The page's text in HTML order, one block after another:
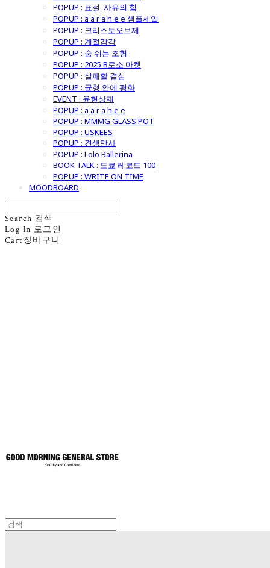
POPUP : 표절, 사유의 힘
POPUP : a a r a h e e 샘플세일
POPUP : 크리스토오브제
POPUP : 계절감각
POPUP : 숨 쉬는 조형
POPUP : 2025 B로소 마켓
POPUP : 실패할 결심
POPUP : 균형 안에 평화
EVENT : 윤현상재
POPUP : a a r a h e e
POPUP : MMMG GLASS POT
POPUP : USKEES
POPUP : 견생만사
POPUP : Lolo Ballerina
BOOK TALK : 도쿄 레코드 100
POPUP : WRITE ON TIME
MOODBOARD
Search 검색
Log In 로그인
Cart 장바구니